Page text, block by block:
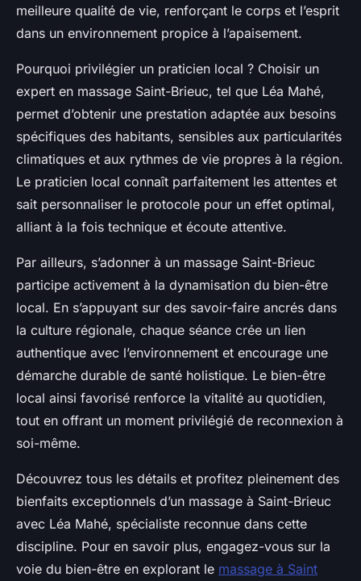
meilleure qualité de vie, renforçant le corps et l’esprit
dans un environnement propice à l’apaisement.
Pourquoi privilégier un praticien local ? Choisir un
expert en massage Saint-Brieuc, tel que Léa Mahé,
permet d’obtenir une prestation adaptée aux besoins
spécifiques des habitants, sensibles aux particularités
climatiques et aux rythmes de vie propres à la région.
Le praticien local connaît parfaitement les attentes et
sait personnaliser le protocole pour un effet optimal,
alliant à la fois technique et écoute attentive.
Par ailleurs, s’adonner à un massage Saint-Brieuc
participe activement à la dynamisation du bien-être
local. En s’appuyant sur des savoir-faire ancrés dans
la culture régionale, chaque séance crée un lien
authentique avec l’environnement et encourage une
démarche durable de santé holistique. Le bien-être
local ainsi favorisé renforce la vitalité au quotidien,
tout en offrant un moment privilégié de reconnexion à
soi-même.
Découvrez tous les détails et profitez pleinement des
bienfaits exceptionnels d’un massage à Saint-Brieuc
avec Léa Mahé, spécialiste reconnue dans cette
discipline. Pour en savoir plus, engagez-vous sur la
voie du bien-être en explorant le massage à Saint